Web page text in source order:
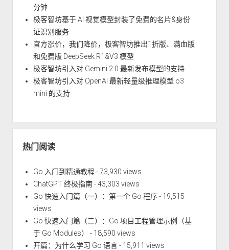
分钟
极客智坊基于 AI 视觉模型封装了免费的名片&身份
证识别服务
官方涨价，我们降价，极客智坊推出1折版、满血版
和免费版 DeepSeek R1&V3 模型
极客智坊引入对 Gemini 2.0 最新发布模型的支持
极客智坊引入对 OpenAI 最新轻量级推理模型 o3
mini 的支持
热门阅读
Go 入门到精通教程- 73,930 views
ChatGPT 终极指南- 43,303 views
Go 快速入门篇（一）：第一个 Go 程序- 19,515
views
Go 快速入门篇（二）：Go 项目工程管理示例（基
于 Go Modules）
- 18,590 views
开篇：为什么学习 Go 语言- 15,911 views